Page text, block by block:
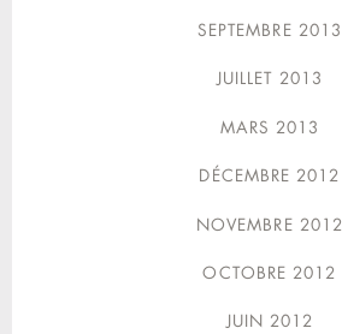
SEPTEMBRE 2013
JUILLET 2013
MARS 2013
DÉCEMBRE 2012
NOVEMBRE 2012
OCTOBRE 2012
JUIN 2012